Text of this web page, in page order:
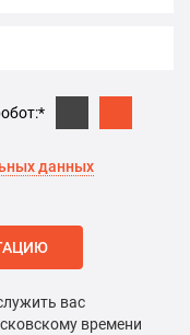
данных
вас
времени